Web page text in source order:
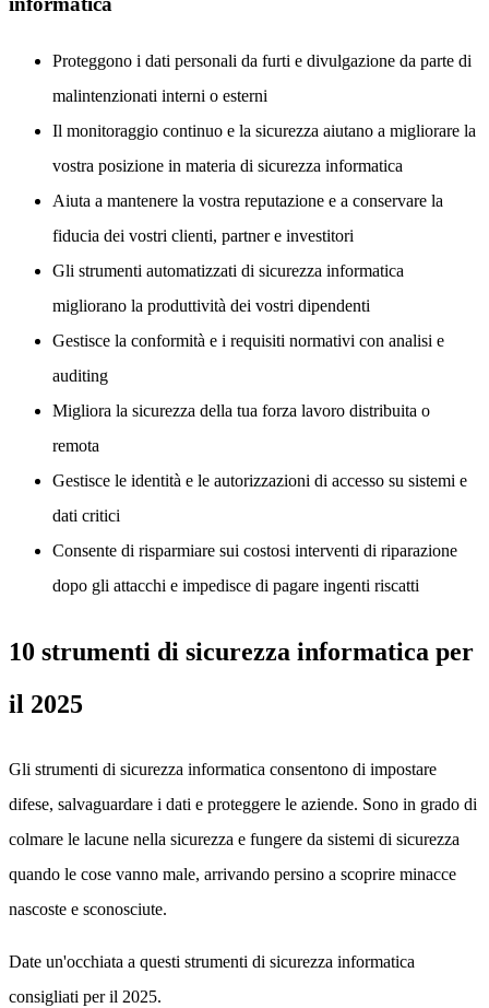
Proteggono i dati personali da furti e divulgazione da parte di
malintenzionati interni o esterni
Il monitoraggio continuo e la sicurezza aiutano a migliorare la
vostra posizione in materia di sicurezza informatica
Aiuta a mantenere la vostra reputazione e a conservare la
fiducia dei vostri clienti, partner e investitori
Gli strumenti automatizzati di sicurezza informatica
migliorano la produttività dei vostri dipendenti
Gestisce la conformità e i requisiti normativi con analisi e
auditing
Migliora la sicurezza della tua forza lavoro distribuita o
remota
Gestisce le identità e le autorizzazioni di accesso su sistemi e
dati critici
Consente di risparmiare sui costosi interventi di riparazione
dopo gli attacchi e impedisce di pagare ingenti riscatti
10 strumenti di sicurezza informatica per
il 2025
Gli strumenti di sicurezza informatica consentono di impostare
difese, salvaguardare i dati e proteggere le aziende. Sono in grado di
colmare le lacune nella sicurezza e fungere da sistemi di sicurezza
quando le cose vanno male, arrivando persino a scoprire minacce
nascoste e sconosciute.
Date un'occhiata a questi strumenti di sicurezza informatica
consigliati per il 2025.